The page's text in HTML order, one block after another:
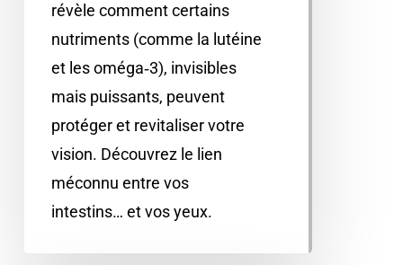
révèle comment certains
nutriments (comme la lutéine
et les oméga‑3), invisibles
mais puissants, peuvent
protéger et revitaliser votre
vision. Découvrez le lien
méconnu entre vos
intestins… et vos yeux.